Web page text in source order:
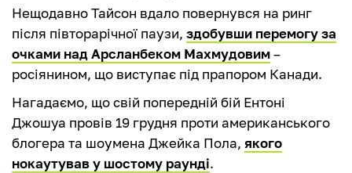
Нещодавно Тайсон вдало повернувся на ринг
після півторарічної паузи, здобувши перемогу за
очками над Арсланбеком Махмудовим–
росіянином, що виступає під прапором Канади.
Нагадаємо, що свій попередній бій Ентоні
Джошуа провів 19 грудня проти американського
блогера та шоумена Джейка Пола, якого
нокаутував у шостому раунді.